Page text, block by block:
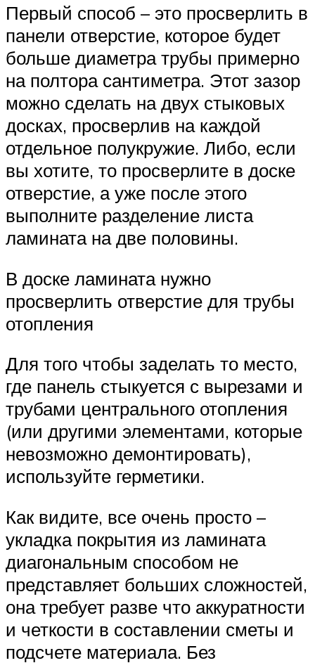
Первый способ – это просверлить в
панели отверстие, которое будет
больше диаметра трубы примерно
на полтора сантиметра. Этот зазор
можно сделать на двух стыковых
досках, просверлив на каждой
отдельное полукружие. Либо, если
вы хотите, то просверлите в доске
отверстие, а уже после этого
выполните разделение листа
ламината на две половины.
В доске ламината нужно
просверлить отверстие для трубы
отопления
Для того чтобы заделать то место,
где панель стыкуется с вырезами и
трубами центрального отопления
(или другими элементами, которые
невозможно демонтировать),
используйте герметики.
Как видите, все очень просто –
укладка покрытия из ламината
диагональным способом не
представляет больших сложностей,
она требует разве что аккуратности
и четкости в составлении сметы и
подсчете материала. Без